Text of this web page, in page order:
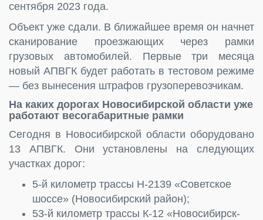
сентября 2023 года.
Объект уже сдали. В ближайшее время он начнет
сканирование проезжающих через рамки
грузовых автомобилей. Первые три месяца
новый АПВГК будет работать в тестовом режиме
— без вынесения штрафов грузоперевозчикам.
На каких дорогах Новосибирской области уже
работают весогабаритные рамки
Сегодня в Новосибирской области оборудовано
13 АПВГК. Они установлены на следующих
участках дорог:
5-й километр трассы Н-2139 «Советское
шоссе» (Новосибирский район);
53-й километр трассы К-12 «Новосибирск-